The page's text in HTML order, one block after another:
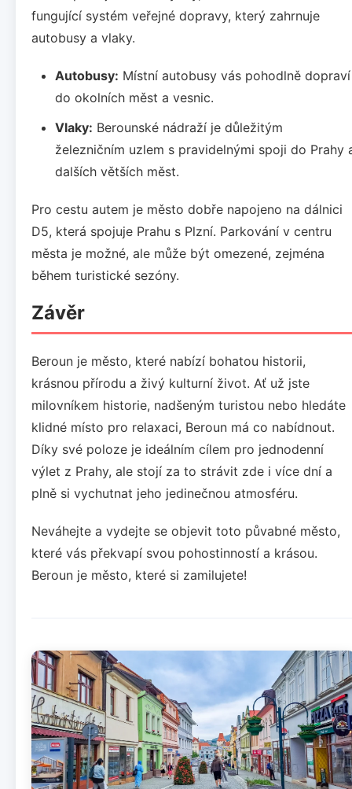
fungující systém veřejné dopravy, který zahrnuje
autobusy a vlaky.
Autobusy: Místní autobusy vás pohodlně dopraví
do okolních měst a vesnic.
Vlaky: Berounské nádraží je důležitým
železničním uzlem s pravidelnými spoji do Prahy
dalších větších měst.
Pro cestu autem je město dobře napojeno na dálnici
D5, která spojuje Prahu s Plzní. Parkování v centru
města je možné, ale může být omezené, zejména
během turistické sezóny.
Závěr
Beroun je město, které nabízí bohatou historii,
krásnou přírodu a živý kulturní život. Ať už jste
milovníkem historie, nadšeným turistou nebo hledáte
klidné místo pro relaxaci, Beroun má co nabídnout.
Díky své poloze je ideálním cílem pro jednodenní
výlet z Prahy, ale stojí za to strávit zde i více dní a
plně si vychutnat jeho jedinečnou atmosféru.
Neváhejte a vydejte se objevit toto půvabné město,
které vás překvapí svou pohostinností a krásou.
Beroun je město, které si zamilujete!